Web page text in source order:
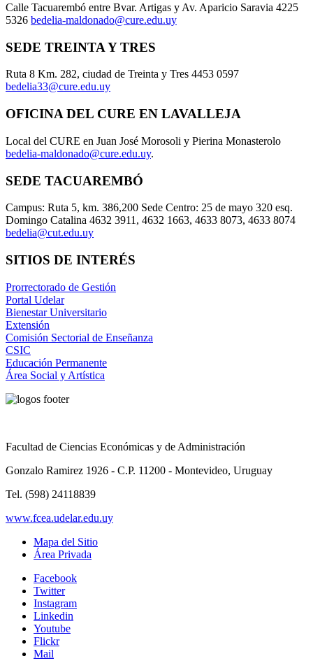
Calle Tacuarembó entre Bvar. Artigas y Av. Aparicio Saravia 4225
5326 bedelia-maldonado@cure.edu.uy
SEDE TREINTA Y TRES
Ruta 8 Km. 282, ciudad de Treinta y Tres 4453 0597
bedelia33@cure.edu.uy
OFICINA DEL CURE EN LAVALLEJA
Local del CURE en Juan José Morosoli y Pierina Monasterolo
bedelia-maldonado@cure.edu.uy.
SEDE TACUAREMBÓ
Campus: Ruta 5, km. 386,200 Sede Centro: 25 de mayo 320 esq.
Domingo Catalina 4632 3911, 4632 1663, 4633 8073, 4633 8074
bedelia@cut.edu.uy
SITIOS DE INTERÉS
Prorrectorado de Gestión
Portal Udelar
Bienestar Universitario
Extensión
Comisión Sectorial de Enseñanza
CSIC
Educación Permanente
Área Social y Artística
Facultad de Ciencias Económicas y de Administración
Gonzalo Ramirez 1926 - C.P. 11200 - Montevideo, Uruguay
Tel. (598) 24118839
www.fcea.udelar.edu.uy
Mapa del Sitio
Área Privada
Facebook
Twitter
Instagram
Linkedin
Youtube
Flickr
Mail